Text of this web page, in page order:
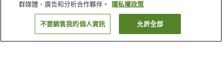
群媒體、廣告和分析合作夥伴。
隱私權政策
不要銷售我的個人資訊 允許全部